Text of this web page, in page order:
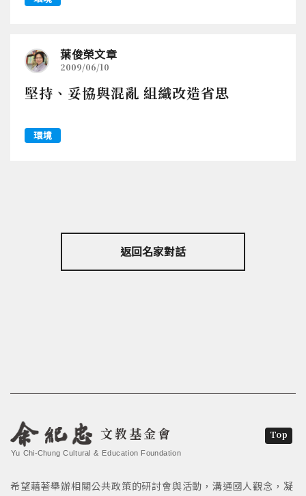
葉俊榮文章
2009/06/10
堅持、妥協與混亂 組織改造省思
環境
返回名家對話
文教基金會
Yu Chi-Chung Cultural & Education Foundation
希望藉著舉辦相關公共政策的研討會與活動，溝通國人觀念，凝
Top